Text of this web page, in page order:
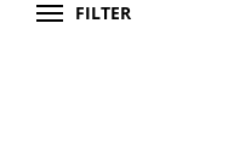
FILTER